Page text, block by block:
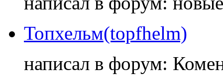
Топхельм(topfhelm)
написал в форум: